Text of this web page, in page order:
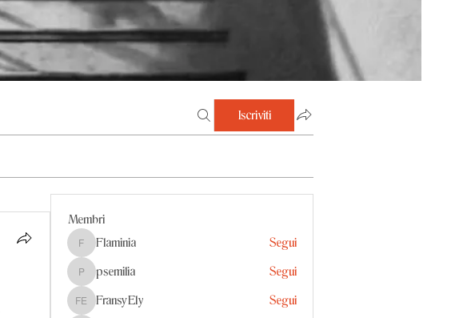
Iscriviti
Membri
Flaminia
Flaminia Segui
psemilia
psemilia Segui
Fransy Ely
Fransy Ely Segui